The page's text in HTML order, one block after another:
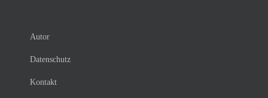
Autor
Datenschutz
Kontakt